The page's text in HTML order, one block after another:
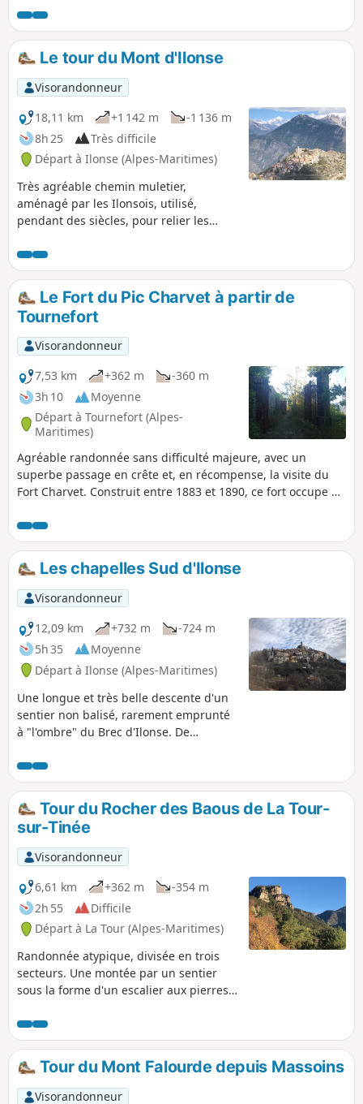
modéré. Le point (7) vous offrira un
beau panorama sur la vallée du Var, le
Vial et sur la Madone d'Utelle.
Le tour du Mont d'Ilonse
Visorandonneur
18,11 km
+1 142 m
-1 136 m
8h 25
Très difficile
Départ à Ilonse (Alpes-Maritimes)
Très agréable chemin muletier,
aménagé par les Ilonsois, utilisé,
pendant des siècles, pour relier les
accéder aux terres agricoles et aux
pâturages. Le sentier menant au Col de
Fourches est large, mais très pentu.
Le Fort du Pic Charvet à partir de
Tournefort
Visorandonneur
7,53 km
+362 m
-360 m
3h 10
Moyenne
Départ à Tournefort (Alpes-
Maritimes)
Agréable randonnée sans difficulté majeure, avec un
superbe passage en crête et, en récompense, la visite du
Fort Charvet. Construit entre 1883 et 1890, ce fort occupe un
et du Var.
Les chapelles Sud d'Ilonse
Visorandonneur
12,09 km
+732 m
-724 m
5h 35
Moyenne
Départ à Ilonse (Alpes-Maritimes)
Une longue et très belle descente d'un
sentier non balisé, rarement emprunté
à "l'ombre" du Brec d'Ilonse. De
Tinée et sur le massif alpin
agrémentent cette journée qui se
termine par la visite de ce très beau
village d'Ilonse chargé d'histoire,
occupé par les "lous chats", surnom
donné aux Ilonsois.
Tour du Rocher des Baous de La Tour-
sur-Tinée
Visorandonneur
6,61 km
+362 m
-354 m
2h 55
Difficile
Départ à La Tour (Alpes-Maritimes)
Randonnée atypique, divisée en trois
secteurs. Une montée par un sentier
sous la forme d'un escalier aux pierres
une longue descente en secteur boisé
de pins et un retour par l'ancienne
route militaire des Granges de la
Brasque.
Tour du Mont Falourde depuis Massoins
Visorandonneur